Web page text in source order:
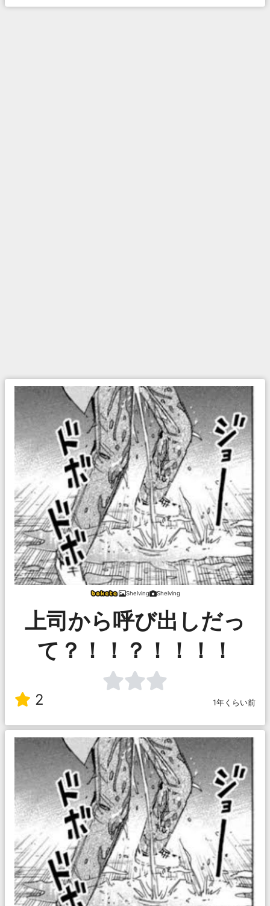
Shelving Shelving
上司から呼び出しだっ
て？！！？！！！！
2 1年くらい前